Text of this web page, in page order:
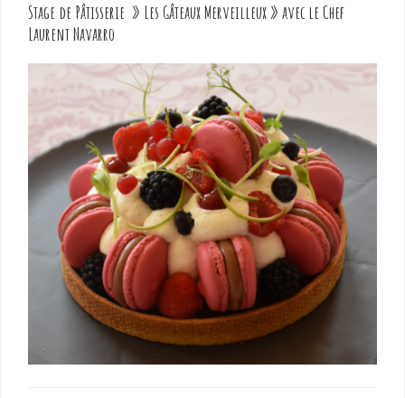
Stage de Pâtisserie » Les Gâteaux Merveilleux » avec le Chef
Laurent Navarro